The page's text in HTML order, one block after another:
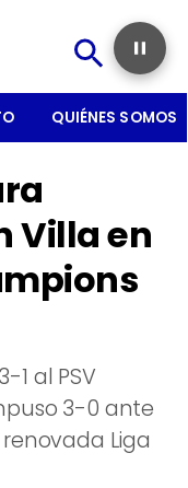
QUIÉNES SOMOS
Villa en
1 al PSV
3-0 ante
Liga